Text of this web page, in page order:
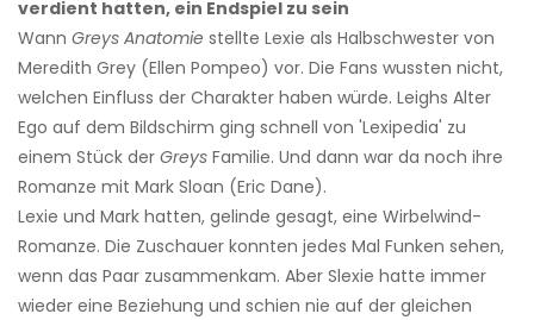
verdient hatten, ein Endspiel zu sein
Wann Greys Anatomie stellte Lexie als Halbschwester von
Meredith Grey (Ellen Pompeo) vor. Die Fans wussten nicht,
welchen Einfluss der Charakter haben würde. Leighs Alter
Ego auf dem Bildschirm ging schnell von 'Lexipedia' zu
einem Stück der Greys Familie. Und dann war da noch ihre
Romanze mit Mark Sloan (Eric Dane).
Lexie und Mark hatten, gelinde gesagt, eine Wirbelwind-
Romanze. Die Zuschauer konnten jedes Mal Funken sehen,
wenn das Paar zusammenkam. Aber Slexie hatte immer
wieder eine Beziehung und schien nie auf der gleichen